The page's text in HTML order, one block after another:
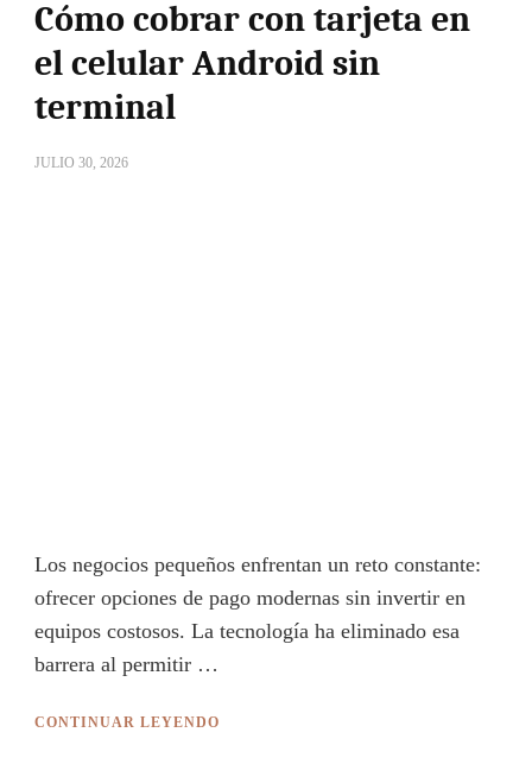
Cómo cobrar con tarjeta en
el celular Android sin
terminal
JULIO 30, 2026
Los negocios pequeños enfrentan un reto constante:
ofrecer opciones de pago modernas sin invertir en
equipos costosos. La tecnología ha eliminado esa
barrera al permitir …
CONTINUAR LEYENDO